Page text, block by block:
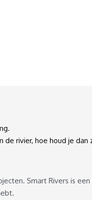
rivier, hoe houd je dan
Smart Rivers is